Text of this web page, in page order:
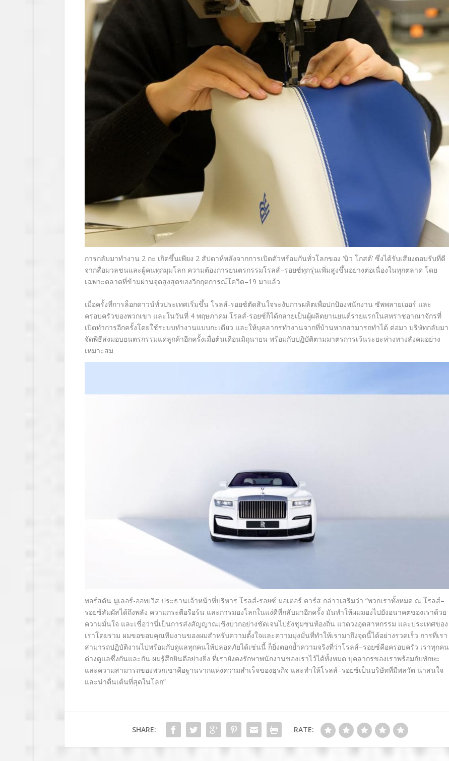
การกลับมาทำงาน 2 กะ เกิดขึ้นเพียง 2 สัปดาห์หลังจากการเปิดตัวพร้อมกันทั่วโลกของ ‘นิว โกสต์’ซึ่งได้รับเสียงตอบรับที่ดี
จากสื่อมวลชนและผู้คนทุกมุมโลก ความต้องการยนตรกรรมโรลส์–รอยซ์ทุกรุ่นเพิ่มสูงขึ้นอย่างต่อเนื่องในทุกตลาด โดย
เฉพาะตลาดที่ข้ามผ่านจุดสูงสุดของวิกฤตการณ์โควิด–19 มาแล้ว
เมื่อครั้งที่การล็อกดาวน์ทั่วประเทศเริ่มขึ้น โรลส์-รอยซ์ตัดสินใจระงับการผลิตเพื่อปกป้องพนักงาน ซัพพลายเออร์ และ
ครอบครัวของพวกเขา และในวันที่ 4 พฤษภาคม โรลส์-รอยซ์ก็ได้กลายเป็นผู้ผลิตยานยนต์รายแรกในสหราชอาณาจักรที่
เปิดทำการอีกครั้งโดยใช้ระบบทำงานแบบกะเดียว และให้บุคลากรทำงานจากที่บ้านหากสามารถทำได้ ต่อมา บริษัทกลับมา
จัดพิธีส่งมอบยนตรกรรมแด่ลูกค้าอีกครั้งเมื่อต้นเดือนมิถุนายน พร้อมกับปฏิบัติตามมาตรการเว้นระยะห่างทางสังคมอย่าง
เหมาะสม
ทอร์สตัน มูเลอร์-ออทเวิส ประธานเจ้าหน้าที่บริหาร โรลส์-รอยซ์ มอเตอร์ คาร์ส กล่าวเสริมว่า “พวกเราทั้งหมด ณ โรลส์–
รอยซ์สัมผัสได้ถึงพลัง ความกระตือรือร้น และการมองโลกในแง่ดีที่กลับมาอีกครั้ง มันทำให้ผมมองไปยังอนาคตของเราด้วย
ความมั่นใจ และเชื่อว่านี่เป็นการส่งสัญญาณเชิงบวกอย่างชัดเจนไปยังชุมชนท้องถิ่น แวดวงอุตสาหกรรม และประเทศของ
เราโดยรวม ผมขอขอบคุณทีมงานของผมสำหรับความตั้งใจและความมุ่งมั่นที่ทำให้เรามาถึงจุดนี้ได้อย่างรวดเร็ว การที่เรา
สามารถปฏิบัติงานไปพร้อมกับดูแลทุกคนให้ปลอดภัยได้เช่นนี้ ก็ยิ่งตอกย้ำความจริงที่ว่าโรลส์–รอยซ์คือครอบครัว เราทุกคน
ต่างดูแลซึ่งกันและกัน ผมรู้สึกยินดีอย่างยิ่ง ที่เรายังคงรักษาพนักงานของเราไว้ได้ทั้งหมด บุคลากรของเราพร้อมกับทักษะ
และความสามารถของพวกเขาคือฐานรากแห่งความสำเร็จของธุรกิจ และทำให้โรลส์–รอยซ์เป็นบริษัทที่มีพลวัต น่าสนใจ
และน่าตื่นเต้นที่สุดในโลก”
SHARE: RATE: